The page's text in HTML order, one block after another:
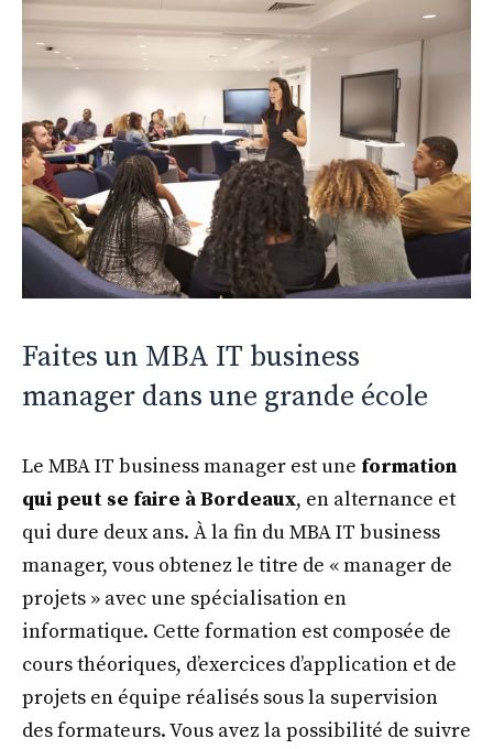
Faites un MBA IT business
manager dans une grande école
Le MBA IT business manager est une formation
qui peut se faire à Bordeaux, en alternance et
qui dure deux ans. À la fin du MBA IT business
manager, vous obtenez le titre de « manager de
projets » avec une spécialisation en
informatique. Cette formation est composée de
cours théoriques, d’exercices d’application et de
projets en équipe réalisés sous la supervision
des formateurs. Vous avez la possibilité de suivre